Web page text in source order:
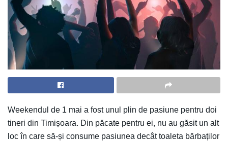
Weekendul de 1 mai a fost unul plin de pasiune pentru doi
tineri din Timișoara. Din păcate pentru ei, nu au găsit un alt
loc în care să-și consume pasiunea decât toaleta bărbaților